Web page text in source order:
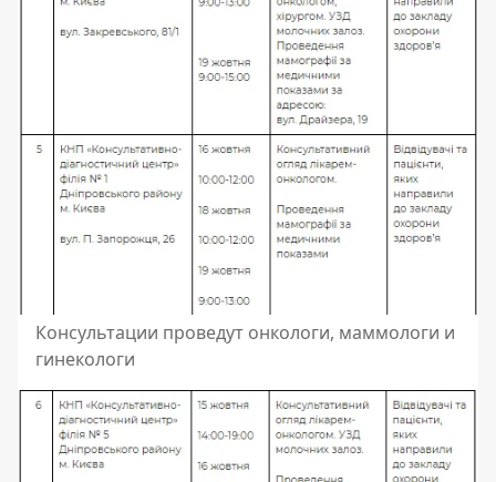
Консультации проведут онкологи, маммологи и
гинекологи